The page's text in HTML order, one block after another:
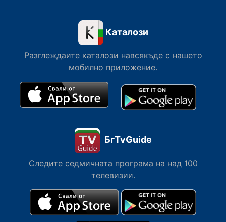
Каталози
Разглеждаите каталози навсякъде с нашето
мобилно приложение.
БгTvGuide
Следите седмичната програма на над 100
телевизии.